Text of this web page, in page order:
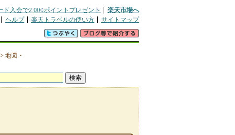
ド入会で2,000ポイントプレゼント
楽天市場へ
ヘルプ 楽天トラベルの使い方 サイトマップ
> 地図・